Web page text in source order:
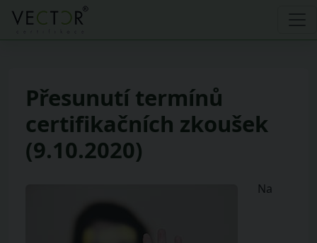
Přesunutí termínů
certifikačních zkoušek
(9.10.2020)
Na